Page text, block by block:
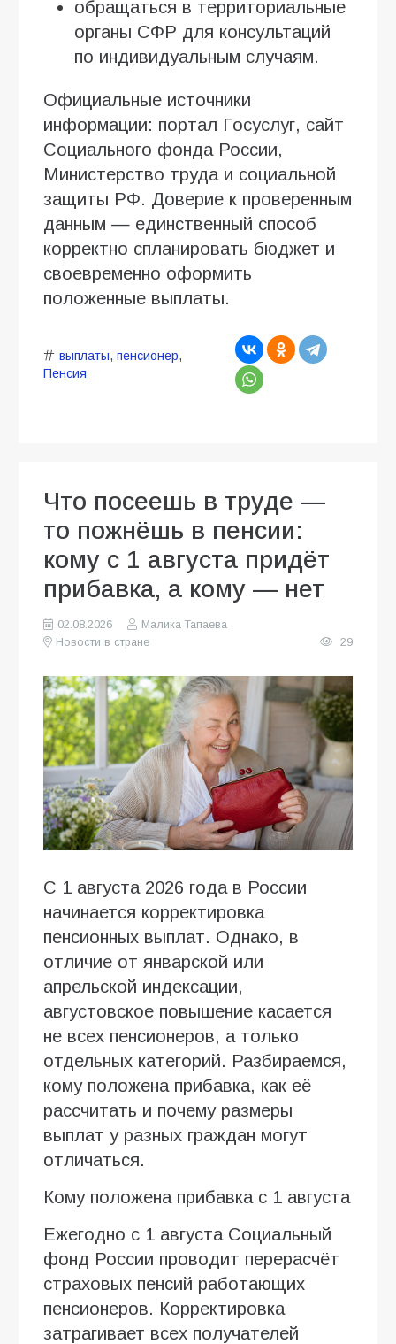
обращаться в территориальные
органы СФР для консультаций
по индивидуальным случаям.
Официальные источники
информации: портал Госуслуг, сайт
Социального фонда России,
Министерство труда и социальной
защиты РФ. Доверие к проверенным
данным — единственный способ
корректно спланировать бюджет и
своевременно оформить
положенные выплаты.
выплаты, пенсионер,
Пенсия
Что посеешь в труде —
то пожнёшь в пенсии:
кому с 1 августа придёт
прибавка, а кому — нет
02.08.2026
Малика Тапаева
Новости в стране
29
С 1 августа 2026 года в России
начинается корректировка
пенсионных выплат. Однако, в
отличие от январской или
апрельской индексации,
августовское повышение касается
не всех пенсионеров, а только
отдельных категорий. Разбираемся,
кому положена прибавка, как её
рассчитать и почему размеры
выплат у разных граждан могут
отличаться.
Кому положена прибавка с 1 августа
Ежегодно с 1 августа Социальный
фонд России проводит перерасчёт
страховых пенсий работающих
пенсионеров. Корректировка
затрагивает всех получателей